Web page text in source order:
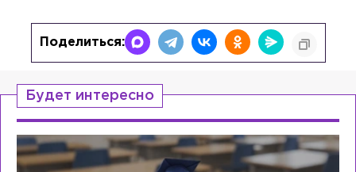
Поделиться:
Будет интересно